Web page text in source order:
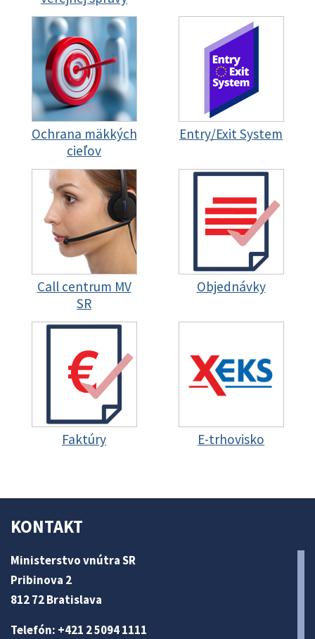
Ochrana mäkkých
cieľov
Entry/Exit System
Call centrum MV
SR
Objednávky
Faktúry E-trhovisko
KONTAKT
Ministerstvo vnútra SR
Pribinova 2
812 72 Bratislava
Telefón: +421 2 5094 1111